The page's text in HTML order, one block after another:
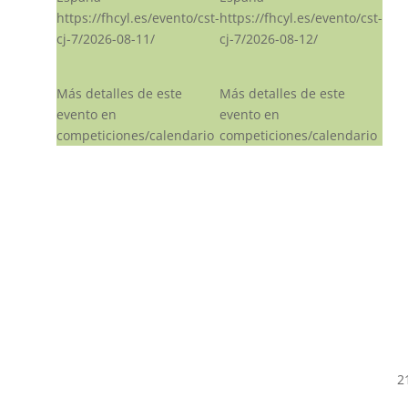
https://fhcyl.es/evento/cst-
cj-7/2026-08-11/
Más detalles de este
evento en
competiciones/calendario
https://fhcyl.es/evento/cst-
cj-7/2026-08-12/
Más detalles de este
evento en
competiciones/calendario